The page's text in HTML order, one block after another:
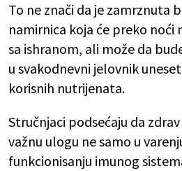
To ne znači da je zamrznuta
namirnica koja će preko noći
sa ishranom, ali može da
u svakodnevni jelovnik
korisnih nutrijenata.
Stručnjaci podsećaju da
važnu ulogu ne samo u
funkcionisanju imunog